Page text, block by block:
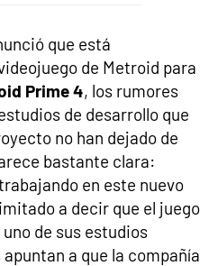
que está
de Metroid para
Prime 4, los rumores
de desarrollo que
no han dejado de
bastante clara:
en este nuevo
a decir que el juego
de sus estudios
a que la compañía